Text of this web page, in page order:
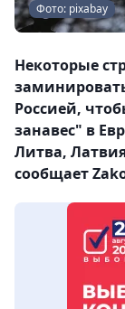
Фото: pixabay
Некоторые
Россией,
занавес" в
Литва,
сообщает